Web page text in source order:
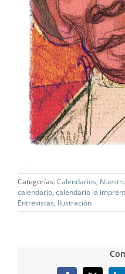
Categorías:Calendarios,
calendario, calendario la
Entrevistas, Ilustración